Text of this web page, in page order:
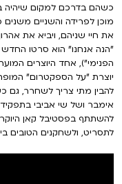
כשהם בדרכם למקום שיהיה
מוכן לפרידה והשניים
את חיי שניהם, ויביא את
"הנה אנחנו" הוא סרטו החדש
הפנימי"), אחד היוצרים
יוצרת "על הספקטרום"
להבין מתי צריך לשחרר, גם
אימבר ושל שי אביבי
להשתתף בפסטיבל קאן
לתסריט, ולשחקנים הטובים